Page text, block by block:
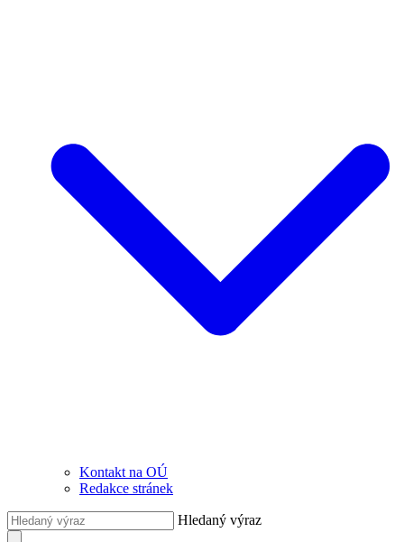
Kontakt na OÚ
Redakce stránek
Hledaný výraz